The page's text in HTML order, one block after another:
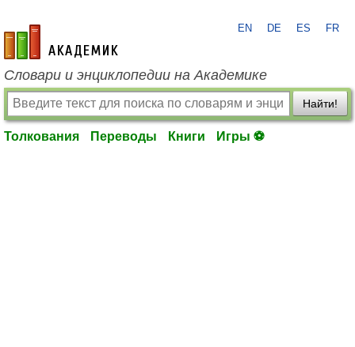
academic.ru
EN DE ES FR
Словари и энциклопедии на Академике
Найти!
Толкования Переводы Книги Игры ⚽